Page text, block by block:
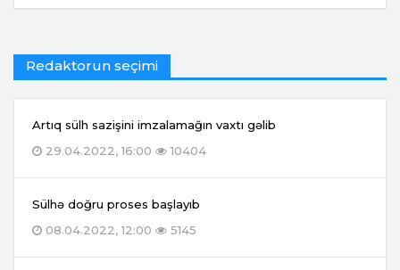
Redaktorun seçimi
Artıq sülh sazişini imzalamağın vaxtı gəlib
29.04.2022, 16:00
10404
Sülhə doğru proses başlayıb
08.04.2022, 12:00
5145